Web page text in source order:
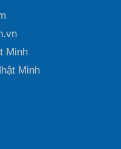
Minh
Minh